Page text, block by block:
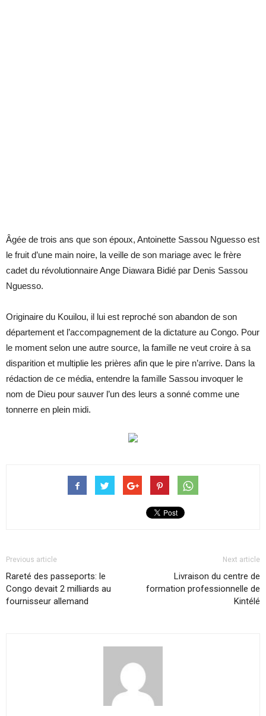
Âgée de trois ans que son époux, Antoinette Sassou Nguesso est
le fruit d’une main noire, la veille de son mariage avec le frère
cadet du révolutionnaire Ange Diawara Bidié par Denis Sassou
Nguesso.
Originaire du Kouilou, il lui est reproché son abandon de son
département et l’accompagnement de la dictature au Congo. Pour
le moment selon une autre source, la famille ne veut croire à sa
disparition et multiplie les prières afin que le pire n’arrive. Dans la
rédaction de ce média, entendre la famille Sassou invoquer le
nom de Dieu pour sauver l’un des leurs a sonné comme une
tonnerre en plein midi.
Previous article
Rareté des passeports: le
Congo devait 2 milliards au
fournisseur allemand
Next article
Livraison du centre de
formation professionnelle de
Kintélé